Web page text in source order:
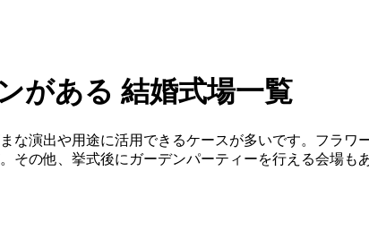
がある 結婚式場一覧
な演出や用途に活用できるケースが多いです。フラ
の他、挙式後にガーデンパーティーを行える会場も